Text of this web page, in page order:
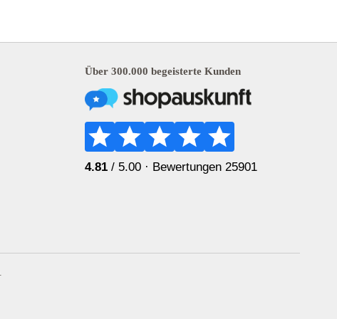
Über 300.000 begeisterte Kunden
4.81 / 5.00 · Bewertungen 25901